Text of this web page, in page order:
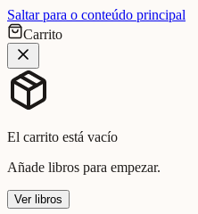
Saltar para o conteúdo principal
Carrito
El carrito está vacío
Añade libros para empezar.
Ver libros